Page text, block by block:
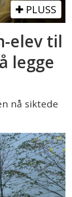
PLUSS
elev til
legge
nå siktede